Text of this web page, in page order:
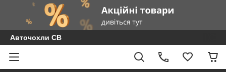
Авточохли СВ